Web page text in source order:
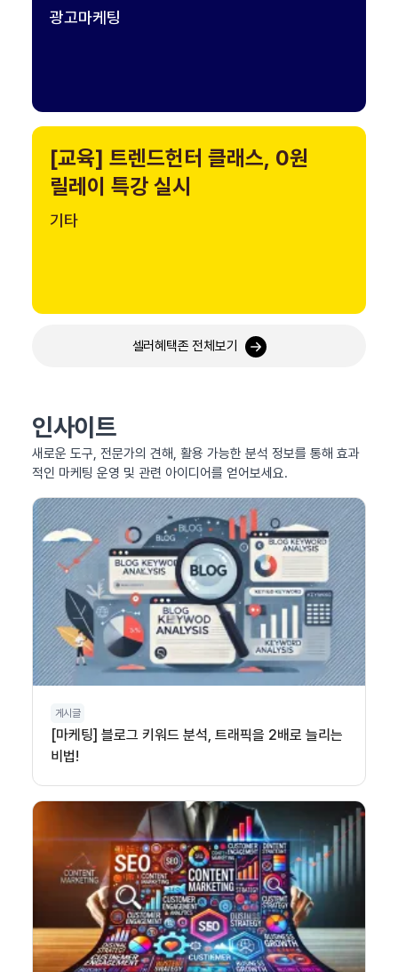
광고마케팅
[교육] 트렌드헌터 클래스, 0원
릴레이 특강 실시
기타
셀러혜택존 전체보기
인사이트
새로운 도구, 전문가의 견해, 활용 가능한 분석 정보를 통해 효과
적인 마케팅 운영 및 관련 아이디어를 얻어보세요.
게시글
[마케팅] 블로그 키워드 분석, 트래픽을 2배로 늘리는
비법!